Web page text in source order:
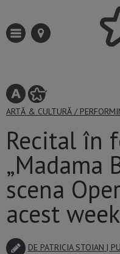
ARTĂ & CULTURĂ /
Recital în
„Madama
scena
acest
DE PATRICIA STOIAN |